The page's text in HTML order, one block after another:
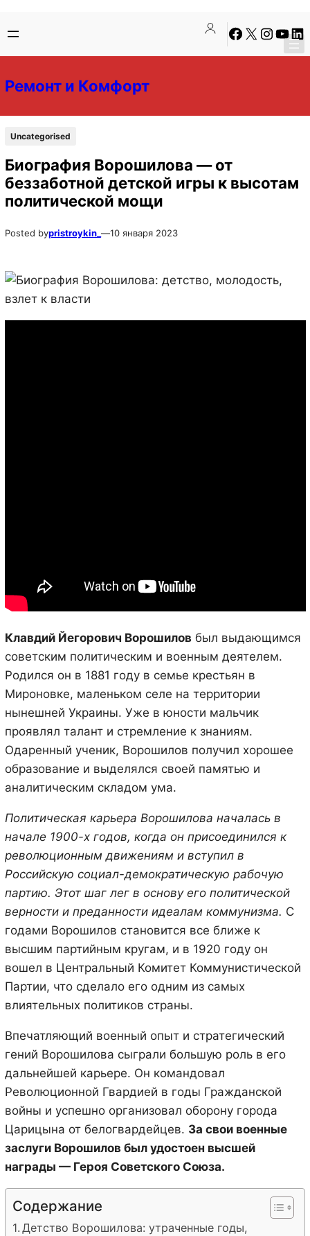
содержимому
содержимому
Facebook
X Instagram
Ремонт и Комфорт
Uncategorised
Биография Ворошилова — от
беззаботной детской игры к высотам
политической мощи
Posted bypristroykin_ —10 января 2023
Клавдий Йегорович Ворошиловбыл выдающимся
советским политическим и военным деятелем.
Родился он в 1881 году в семье крестьян в
Мироновке, маленьком селе на территории
нынешней Украины. Уже в юности мальчик
проявлял талант и стремление к знаниям.
Одаренный ученик, Ворошилов получил хорошее
образование и выделялся своей памятью и
аналитическим складом ума.
Политическая карьера Ворошилова началась в
начале 1900-х годов, когда он присоединился к
революционным движениям и вступил в
Российскую социал-демократическую рабочую
партию. Этот шаг лег в основу его политической
верности и преданности идеалам коммунизма. С
годами Ворошилов становится все ближе к
высшим партийным кругам, и в 1920 году он
вошел в Центральный Комитет Коммунистической
Партии, что сделало его одним из самых
влиятельных политиков страны.
Впечатляющий военный опыт и стратегический
гений Ворошилова сыграли большую роль в его
дальнейшей карьере. Он командовал
Революционной Гвардией в годы Гражданской
войны и успешно организовал оборону города
Царицына от белогвардейцев. За свои военные
заслуги Ворошилов был удостоен высшей
награды — Героя Советского Союза.
Содержание
Детство Ворошилова: утраченные годы,